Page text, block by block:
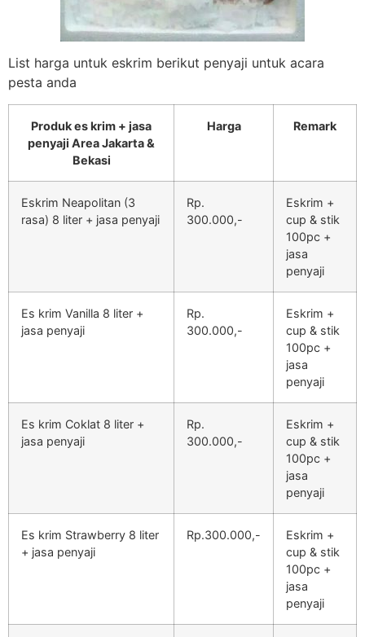
List harga untuk eskrim berikut penyaji untuk acara
pesta anda
Produk es krim + jasa
penyaji Area Jakarta &
Bekasi
Harga Remark
Eskrim Neapolitan (3
rasa) 8 liter + jasa penyaji
Rp.
300.000,-
Eskrim +
cup & stik
100pc +
jasa
penyaji
Es krim Vanilla 8 liter +
jasa penyaji
Rp.
300.000,-
Eskrim +
cup & stik
100pc +
jasa
penyaji
Es krim Coklat 8 liter +
jasa penyaji
Rp.
300.000,-
Eskrim +
cup & stik
100pc +
jasa
penyaji
Es krim Strawberry 8 liter
+ jasa penyaji
Rp.300.000,-
Eskrim +
cup & stik
100pc +
jasa
penyaji